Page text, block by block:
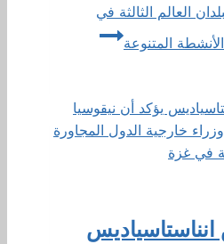
العالم الثالثة في
المتنوعة
انناستاسياديس